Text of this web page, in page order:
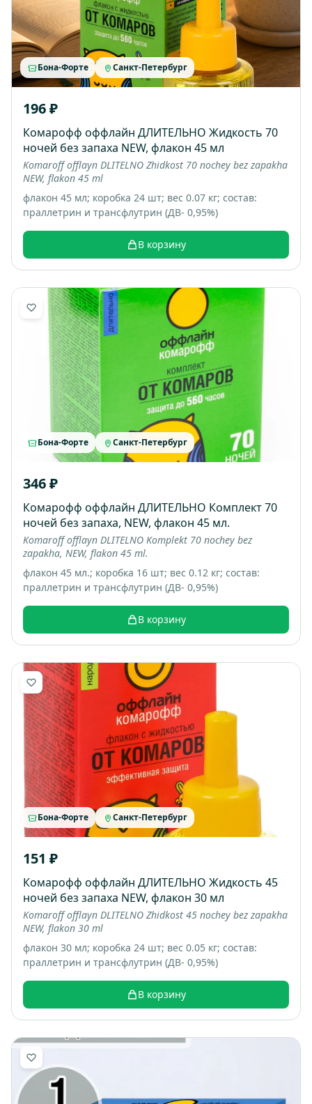
Бона-Форте Санкт-Петербург
196 ₽
Комарофф оффлайн ДЛИТЕЛЬНО Жидкость 70
ночей без запаха NEW, флакон 45 мл
Komaroff offlayn DLITELNO Zhidkost 70 nochey bez zapakha
NEW, flakon 45 ml
флакон 45 мл; коробка 24 шт; вес 0.07 кг; состав:
праллетрин и трансфлутрин (ДВ- 0,95%)
В корзину
Бона-Форте Санкт-Петербург
346 ₽
Комарофф оффлайн ДЛИТЕЛЬНО Комплект 70
ночей без запаха, NEW, флакон 45 мл.
Komaroff offlayn DLITELNO Komplekt 70 nochey bez
zapakha, NEW, flakon 45 ml.
флакон 45 мл.; коробка 16 шт; вес 0.12 кг; состав:
праллетрин и трансфлутрин (ДВ- 0,95%)
В корзину
Бона-Форте Санкт-Петербург
151 ₽
Комарофф оффлайн ДЛИТЕЛЬНО Жидкость 45
ночей без запаха NEW, флакон 30 мл
Komaroff offlayn DLITELNO Zhidkost 45 nochey bez zapakha
NEW, flakon 30 ml
флакон 30 мл; коробка 24 шт; вес 0.05 кг; состав:
праллетрин и трансфлутрин (ДВ- 0,95%)
В корзину